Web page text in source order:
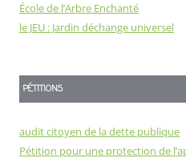
École de l’Arbre Enchanté
le JEU : Jardin déchange universel
PÉTITIONS
audit citoyen de la dette publique
Pétition pour une protection de